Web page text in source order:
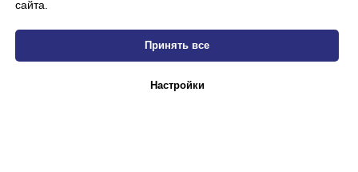
сайта.
Принять все
Настройки